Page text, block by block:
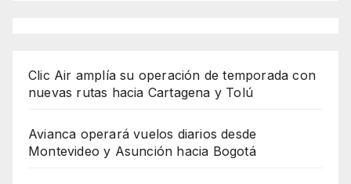
Clic Air amplía su operación de temporada con
nuevas rutas hacia Cartagena y Tolú
Avianca operará vuelos diarios desde
Montevideo y Asunción hacia Bogotá